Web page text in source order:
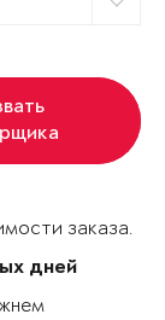
заказа.
дней